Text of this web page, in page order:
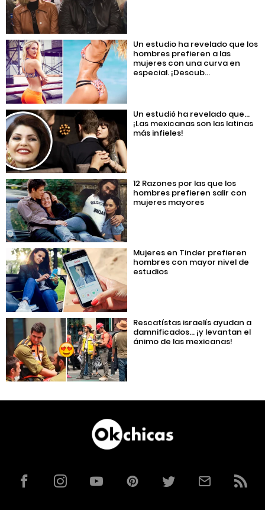
Un estudio ha revelado que los
hombres prefieren a las
mujeres con una curva en
especial. ¡Descub...
Un estudió ha revelado que…
¡Las mexicanas son las latinas
más infieles!
12 Razones por las que los
hombres prefieren salir con
mujeres mayores
Mujeres en Tinder prefieren
hombres con mayor nivel de
estudios
Rescatístas israelís ayudan a
damnificados… ¡y levantan el
ánimo de las mexicanas!
FacebookInstagramYouTubePinterestTwitterCorreoRSS